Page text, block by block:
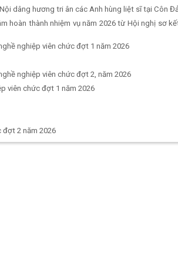
dâng hương tri ân các Anh hùng liệt sĩ tại Côn
hoàn thành nhiệm vụ năm 2026 từ Hội nghị sơ
nghiệp viên chức đợt 1 năm 2026
nghiệp viên chức đợt 2, năm 2026
viên chức đợt 1 năm 2026
đợt 2 năm 2026